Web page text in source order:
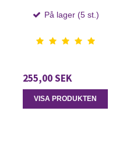
På lager (5 st.)
255,00 SEK
VISA PRODUKTEN